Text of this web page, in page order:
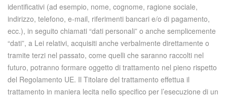
identificativi (ad esempio, nome, cognome, ragione sociale,
indirizzo, telefono, e-mail, riferimenti bancari e/o di pagamento,
ecc.), in seguito chiamati “dati personali” o anche semplicemente
“dati”, a Lei relativi, acquisiti anche verbalmente direttamente o
tramite terzi nel passato, come quelli che saranno raccolti nel
futuro, potranno formare oggetto di trattamento nel pieno rispetto
del Regolamento UE. Il Titolare del trattamento effettua il
trattamento in maniera lecita nello specifico per l’esecuzione di un